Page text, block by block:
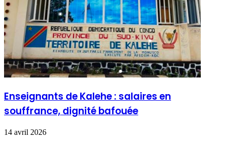
Enseignants de Kalehe : salaires en
souffrance, dignité bafouée
14 avril 2026